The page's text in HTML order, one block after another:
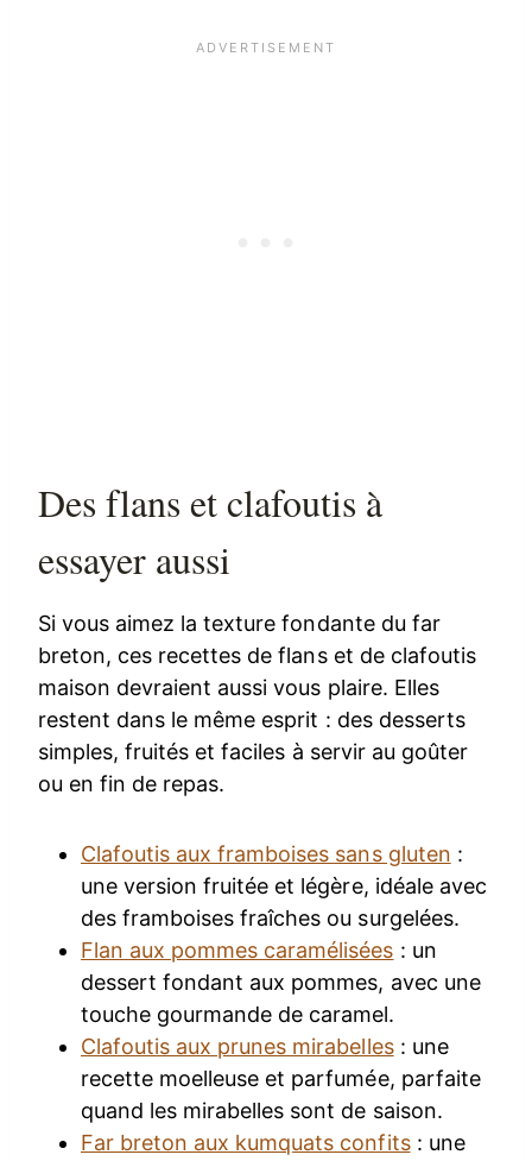
Des flans et clafoutis à
essayer aussi
Si vous aimez la texture fondante du far
breton, ces recettes de flans et de clafoutis
maison devraient aussi vous plaire. Elles
restent dans le même esprit : des desserts
simples, fruités et faciles à servir au goûter
ou en fin de repas.
Clafoutis aux framboises sans gluten :
une version fruitée et légère, idéale avec
des framboises fraîches ou surgelées.
Flan aux pommes caramélisées : un
dessert fondant aux pommes, avec une
touche gourmande de caramel.
Clafoutis aux prunes mirabelles: une
recette moelleuse et parfumée, parfaite
quand les mirabelles sont de saison.
Far breton aux kumquats confits: une